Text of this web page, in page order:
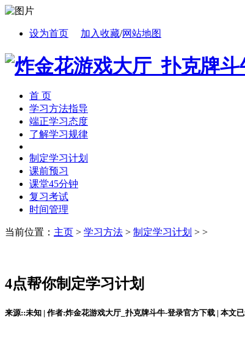
设为首页 加入收藏/网站地图
首 页
学习方法指导
端正学习态度
了解学习规律
制定学习计划
课前预习
课堂45分钟
复习考试
时间管理
当前位置： 主页 > 学习方法 > 制定学习计划 > >
4点帮你制定学习计划
来源::未知 | 作者:炸金花游戏大厅_扑克牌斗牛-登录官方下载 | 本文